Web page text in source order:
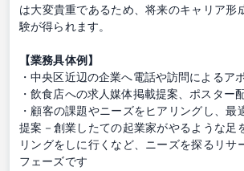
は大変貴重であるため、将来のキャリア形
験が得られます。
【業務具体例】
・中央区近辺の企業へ電話や訪問によるア
・飲食店への求人媒体掲載提案、ポスター
・顧客の課題やニーズをヒアリングし、最
提案－創業したての起業家がやるような足
リングをしに行くなど、ニーズを探るリサ
フェーズです